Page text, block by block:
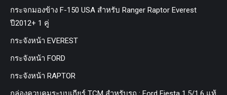
กระจกมองข้าง F-150 USA สำหรับ Ranger Raptor Everest
ปี2012+ 1 คู่
กระจังหน้า EVEREST
กระจังหน้า FORD
กระจังหน้า RAPTOR